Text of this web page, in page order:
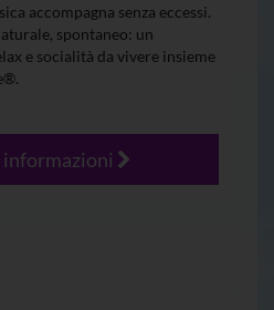
accompagna senza eccessi.
spontaneo: un
e socialità da vivere insieme